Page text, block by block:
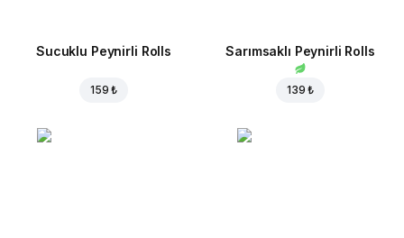
Sucuklu Peynirli Rolls
159 ₺
Sarımsaklı Peynirli Rolls
139 ₺